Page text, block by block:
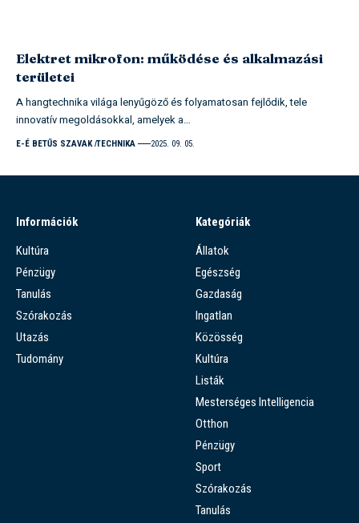
Elektret mikrofon: működése és alkalmazási
területei
A hangtechnika világa lenyűgöző és folyamatosan fejlődik, tele
innovatív megoldásokkal, amelyek a…
E-É BETŰS SZAVAK TECHNIKA 2025. 09. 05.
Információk
Kultúra
Pénzügy
Tanulás
Szórakozás
Utazás
Tudomány
Kategóriák
Állatok
Egészség
Gazdaság
Ingatlan
Közösség
Kultúra
Listák
Mesterséges Intelligencia
Otthon
Pénzügy
Sport
Szórakozás
Tanulás